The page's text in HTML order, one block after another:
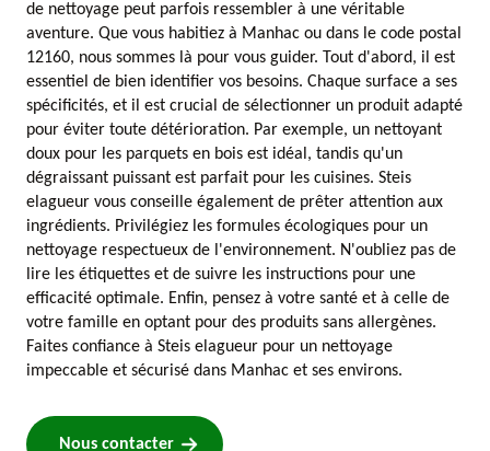
de nettoyage peut parfois ressembler à une véritable
aventure. Que vous habitiez à Manhac ou dans le code postal
12160, nous sommes là pour vous guider. Tout d'abord, il est
essentiel de bien identifier vos besoins. Chaque surface a ses
spécificités, et il est crucial de sélectionner un produit adapté
pour éviter toute détérioration. Par exemple, un nettoyant
doux pour les parquets en bois est idéal, tandis qu'un
dégraissant puissant est parfait pour les cuisines. Steis
elagueur vous conseille également de prêter attention aux
ingrédients. Privilégiez les formules écologiques pour un
nettoyage respectueux de l'environnement. N'oubliez pas de
lire les étiquettes et de suivre les instructions pour une
efficacité optimale. Enfin, pensez à votre santé et à celle de
votre famille en optant pour des produits sans allergènes.
Faites confiance à Steis elagueur pour un nettoyage
impeccable et sécurisé dans Manhac et ses environs.
Nous contacter